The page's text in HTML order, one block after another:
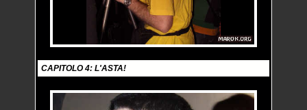
CAPITOLO 4: L'ASTA!